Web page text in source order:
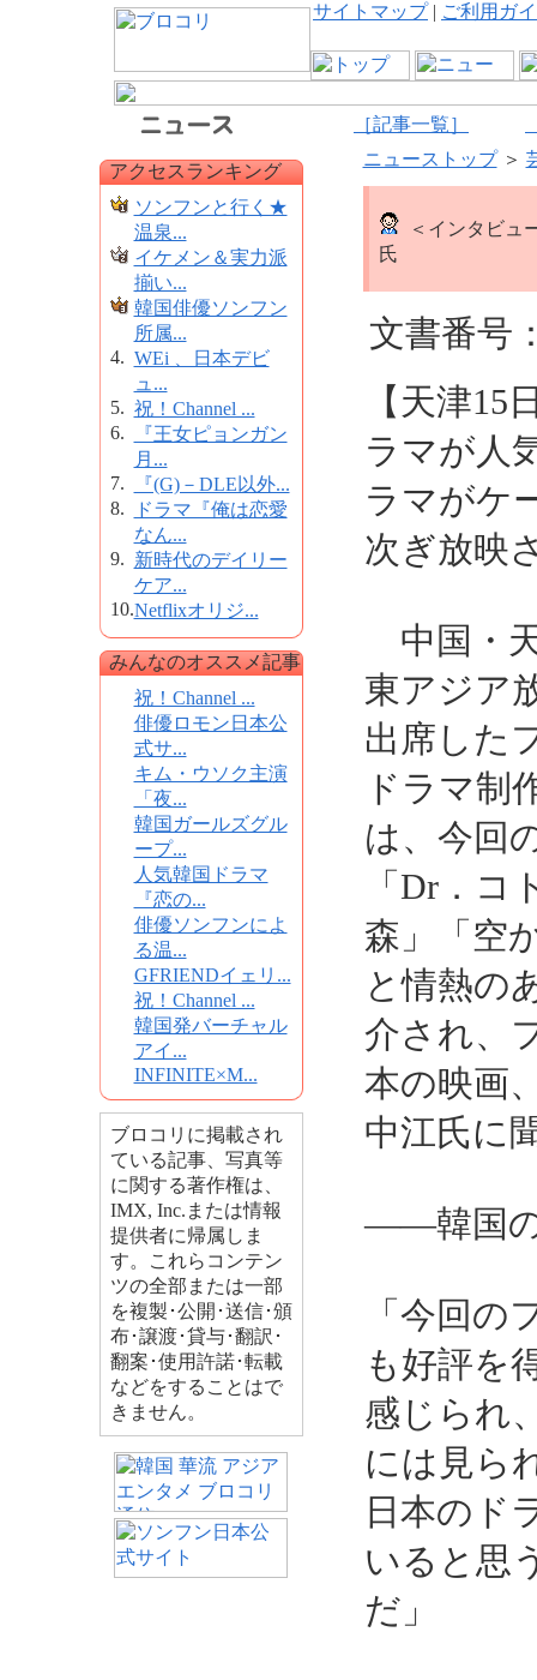
サイトマップ| ご利用ガ
［記事一覧］
アクセスランキング
ソンフンと行く★
温泉...
イケメン＆実力派
揃い...
韓国俳優ソンフン
所属...
4. WEi 、日本デビ
ュ...
5. 祝！Channel ...
6.
『王女ピョンガン
月...
7.
『(G)－DLE以外...
8.
ドラマ『俺は恋愛
なん...
9. 新時代のデイリー
ケア...
10.Netflixオリジ...
みんなのオススメ記事
祝！Channel ...
俳優ロモン日本公
式サ...
キム・ウソク主演
「夜...
韓国ガールズグル
ープ...
人気韓国ドラマ
『恋の...
俳優ソンフンによ
る温...
GFRIENDイェリ...
祝！Channel ...
韓国発バーチャル
アイ...
INFINITE×M...
ブロコリに掲載され
ている記事、写真等
に関する著作権は、
IMX, Inc.または情報
提供者に帰属しま
す。これらコンテン
ツの全部または一部
を複製･公開･送信･頒
布･譲渡･貸与･翻訳･
翻案･使用許諾･転載
などをすることはで
きません。
ニューストップ＞
＜インタビュ
氏
文書番号
【天津
ラマが人
ラマがケ
次ぎ放映
中国・
東アジア
出席した
ドラマ制
は、今回
「Dr．
森」「空
と情熱の
介され、
本の映画
中江氏に
――韓国の
「今回の
も好評を
感じられ
には見ら
日本のド
いると思
だ」